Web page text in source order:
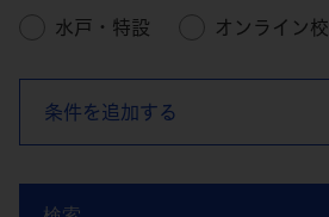
水戸・特設 オンライン校
条件を追加する